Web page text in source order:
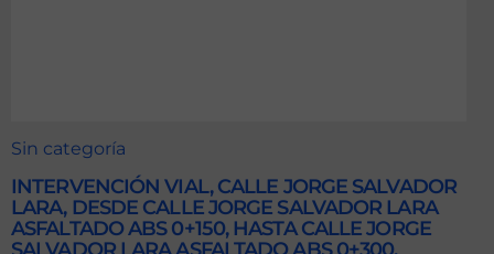
Sin categoría
INTERVENCIÓN VIAL, CALLE JORGE SALVADOR
LARA, DESDE CALLE JORGE SALVADOR LARA
ASFALTADO ABS 0+150, HASTA CALLE JORGE